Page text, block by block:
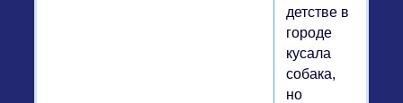
детстве в
городе
кусала
собака,
но